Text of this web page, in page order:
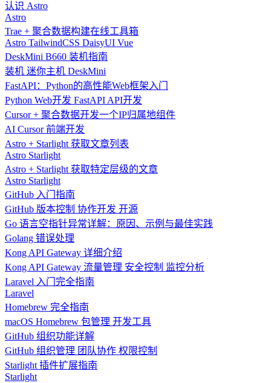
认识 Astro
Astro
Trae + 聚合数据构建在线工具箱
Astro TailwindCSS DaisyUI Vue
DeskMini B660 装机指南
装机 迷你主机 DeskMini
FastAPI：Python的高性能Web框架入门
Python Web开发 FastAPI API开发
Cursor + 聚合数据开发一个IP归属地组件
AI Cursor前端开发
Astro + Starlight 获取文章列表
Astro Starlight
Astro + Starlight 获取特定层级的文章
Astro Starlight
GitHub 入门指南
GitHub 版本控制 协作开发 开源
Go 语言空指针异常详解：原因、示例与最佳实践
Golang 错误处理
Kong API Gateway 详细介绍
Kong API Gateway 流量管理 安全控制 监控分析
Laravel 入门完全指南
Laravel
Homebrew 完全指南
macOS Homebrew 包管理 开发工具
GitHub 组织功能详解
GitHub 组织管理 团队协作 权限控制
Starlight 插件扩展指南
Starlight